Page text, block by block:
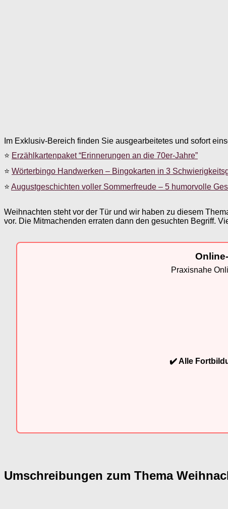
Im Exklusiv-Bereich finden Sie ausgearbeitetes und sofort
⭐ Erzählkartenpaket “Erinnerungen an die 70er-Jahre”
⭐ Wörterbingo Handwerken – Bingokarten in 3
⭐ Augustgeschichten voller Sommerfreude – 5 humorvolle
Weihnachten steht vor der Tür und wir haben zu diesem
vor. Die Mitmachenden erraten dann den gesuchten Begriff.
Praxisnahe
✔️ Alle
Umschreibungen zum Thema